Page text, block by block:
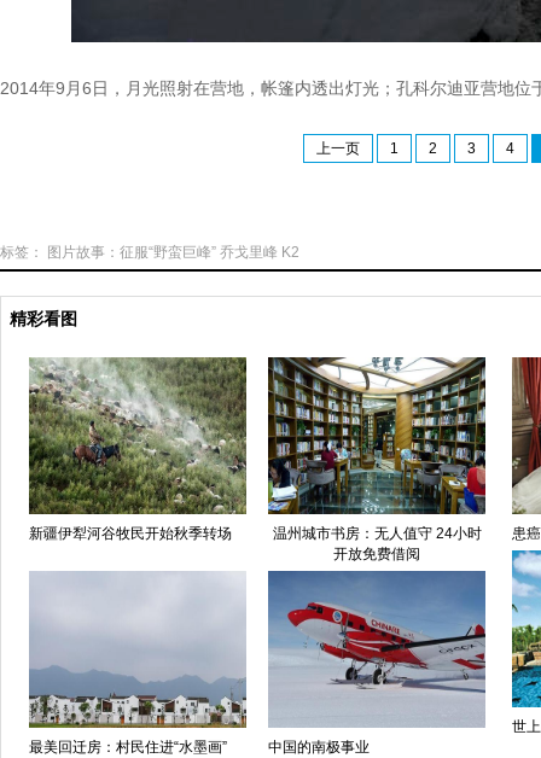
2014年9月6日，月光照射在营地，帐篷内透出灯光；孔科尔迪亚营地位
上一页 1 2 3 4
标签： 图片故事：征服“野蛮巨峰” 乔戈里峰 K2
精彩看图
新疆伊犁河谷牧民开始秋季转场
温州城市书房：无人值守 24小时
开放免费借阅
最美回迁房：村民住进“水墨画” 中国的南极事业
患
世